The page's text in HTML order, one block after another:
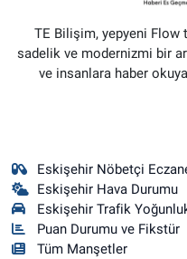
TE Bilişim, yepyeni Flow
sadelik ve modernizmi bir
ve insanlara haber
Eskişehir Nöbetçi
Eskişehir Hava Durumu
Eskişehir Trafik
Puan Durumu ve Fikstür
Tüm Manşetler